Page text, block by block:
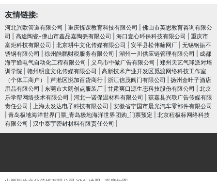
友情链接:
河北兴欧管道有限公司 重庆拣课教育科技有限公司
佛山市英思教育咨询有限公
司
高途陶瓷-佛山市鑫品嘉陶瓷有限公司 海口壹心环保科技有限公司
重庆市
富炬科技有限公司
北京耕牛文化传媒有限公司 安平县松伟筛网厂
无锡钢振不
锈钢有限公司
徐州皓鹏财税服务有限公司 湖州一川供应链管理有限公司
成都
海宇通电气自动化工程有限公司
义乌市中傲广告有限公司
郑州天艺气球派对培
训学院
赣州明度文化传媒有限公司
高新技术产业开发区觅渡网络科技工作室
（个体工商户）
芦淞区悦加百货商行 浙江信茂阀门有限公司
扬州金叶子酒店
用品有限公司
东莞市大朗创点服装厂 甘肃爽口源生态科技股份有限公司
北京
乐学帮网络技术有限公司
河北一诺保温材料有限公司
获嘉县兴联广告传媒有限
责任公司
上海太发达电子科技有限公司
安徽省宁国市晨光汽车零部件有限公司
青岛极地海洋世界门票_青岛极地海洋世界团购_门票预定
北京程极标网络科技
有限公司
汉中秦宇密封材料有限责任公司